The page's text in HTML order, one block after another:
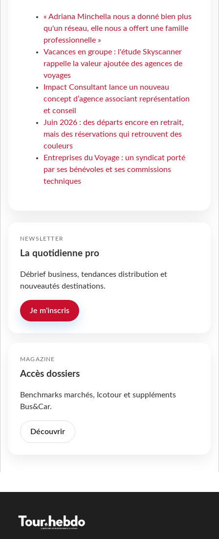
« Adriana Minchella nous a donné bien plus
qu'un réseau, elle nous a offert une famille
professionnelle »
Vacances en groupe : l'étude Skyscanner
rappelle la valeur ajoutée des agences de
voyages
Impact Consultant lance un nouveau
concept d’agence associant représentation
et conseil
Juin 2026 : des départs encore en retrait,
mais des réservations qui retrouvent des
couleurs
Entreprises du Voyage : un syndicat porté
par ses bénévoles et ses commissions
techniques
NEWSLETTER
La quotidienne pro
Débrief business, tendances distribution et
nouveautés destinations.
Je m'inscris
MAGAZINE
Accès dossiers
Benchmarks marchés, Icotour et suppléments
Bus&Car.
Découvrir